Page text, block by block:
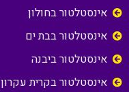
אינסטלטור בחולון
אינסטלטור בבת ים
אינסטלטור ביבנה
אינסטלטור בקרית עקרון